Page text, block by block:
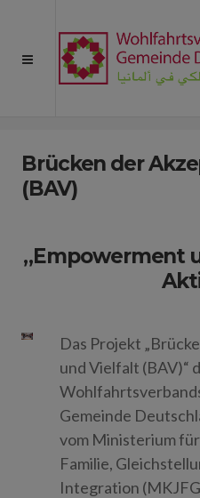
Brücken der
(BAV)
„Empowerment
Das Projekt
und Vielfalt (BAV)“
Gemeinde
vom Ministerium
Familie,
Integration